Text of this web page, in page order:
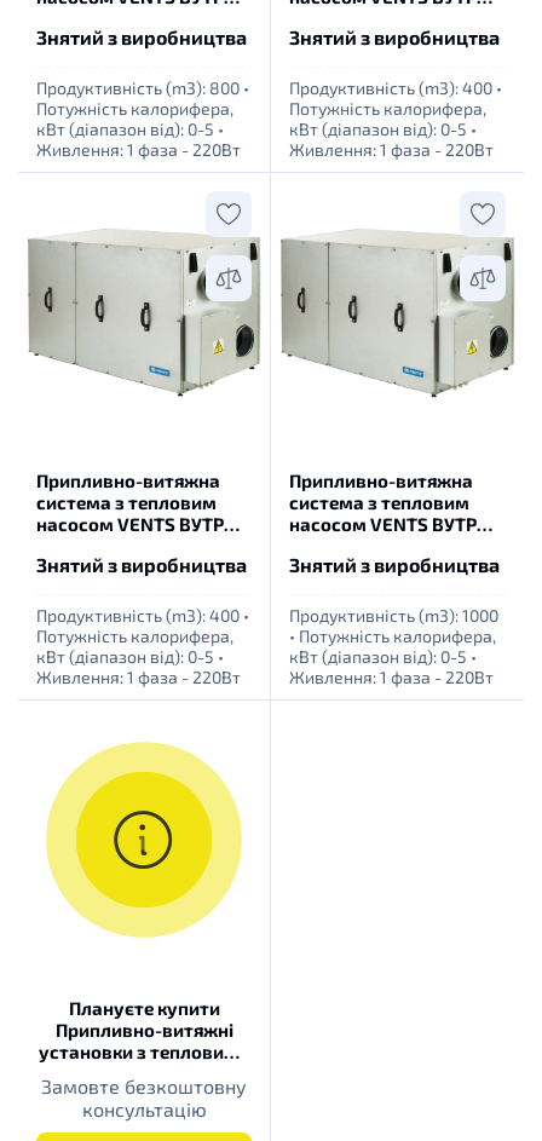
автоматикою)
Знятий з виробництва
Продуктивність (m3): 800 •
Потужність калорифера,
кВт (діапазон від): 0-5 •
Живлення: 1 фаза - 220Вт
автоматикою)
Знятий з виробництва
Продуктивність (m3): 400 •
Потужність калорифера,
кВт (діапазон від): 0-5 •
Живлення: 1 фаза - 220Вт
Припливно-витяжна
система з тепловим
насосом VENTS ВУТР
автоматикою)
Знятий з виробництва
Продуктивність (m3): 400 •
Потужність калорифера,
кВт (діапазон від): 0-5 •
Живлення: 1 фаза - 220Вт
Припливно-витяжна
система з тепловим
насосом VENTS ВУТР
автоматикою)
Знятий з виробництва
Продуктивність (m3): 1000
• Потужність калорифера,
кВт (діапазон від): 0-5 •
Живлення: 1 фаза - 220Вт
Плануєте купити
Припливно-витяжні
установки з тепловими
Замовте безкоштовну
консультацію